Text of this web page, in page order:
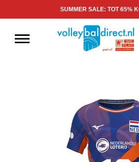
SUMMER SALE: TOT 65%